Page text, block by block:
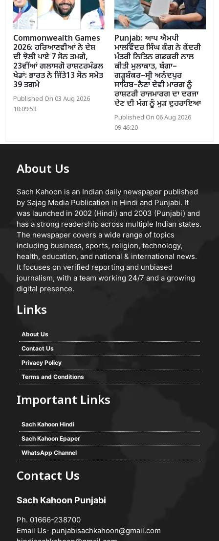
Commonwealth Games
2026: ਹਰਿਆਣਵੀਆਂ ਨੇ ਦੇਸ਼
ਦੀ ਝੋਲੀ ਪਾਏ 7 ਸੋਨ ਤਮਗੇ,
23ਵੀਂਆਂ ਗਲਾਸਗੋ ਰਾਸ਼ਟਰਮੰਡਲ
ਖੇਡਾਂ: ਭਾਰਤ ਨੇ ਜਿੱਤੇ13 ਸੋਨ ਸਮੇਤ
39 ਤਗਮੇ
Published On 03 Aug 2026
10:09:53
Punjab: ਆਪ ਐਮਪੀ
ਮਾਲਵਿੰਦਰ ਸਿੰਘ ਕੰਗ ਨੇ ਕੇਂਦਰੀ
ਮੰਤਰੀ ਨਿਤਿਨ ਗਡਕਰੀ ਨਾਲ
ਕੀਤੀ ਮੁਲਾਕਾਤ, ਬੰਗਾ–
ਗੜ੍ਹਸ਼ੰਕਰ–ਸ੍ਰੀ ਅਨੰਦਪੁਰ
ਸਾਹਿਬ–ਨੈਣਾ ਦੇਵੀ ਮਾਰਗ ਨੂੰ
ਰਾਸ਼ਟਰੀ ਰਾਜਮਾਰਗ ਦਾ ਦਰਜਾ
ਦੇਣ ਦੀ ਮੰਗ ਨੂੰ ਮੁੜ ਦੁਹਰਾਇਆ
Published On 06 Aug 2026
09:46:20
About Us
Sach Kahoon is an Indian daily newspaper published
by Sajag Media Publication in Hindi and Punjabi. It
was launched in 2002 (Hindi) and 2003 (Punjabi) and
has a strong readership across multiple Indian states.
The newspaper covers a wide range of topics
including business, sports, religion, technology,
health, education, and national & international news.
It focuses on verified reporting and unbiased
journalism, with a team working 24/7 and a growing
digital presence.
Links
About Us
Contact Us
Privacy Policy
Terms and Conditions
Important Links
Sach Kahoon Hindi
Sach Kahoon Epaper
WhatsApp Channel
Contact Us
Sach Kahoon Punjabi
Ph. 01666-238700
Email Us- punjabisachkahoon@gmail.com